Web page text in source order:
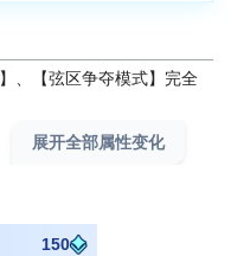
、【弦区争夺模式】完全
展开全部属性变化
150